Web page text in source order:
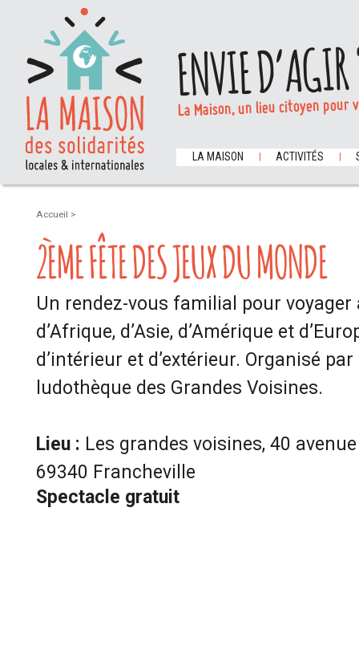
ENVIE
La Maison, un lieu citoyen
LA MAISON ACTIVITÉS
Accueil >
2ÈME FÊTE DES JEUX DU MONDE
Un rendez-vous familial pour voyager
d’Afrique, d’Asie, d’Amérique et
d’intérieur et d’extérieur. Organisé
ludothèque des Grandes Voisines.
Lieu : Les grandes voisines, 40
69340 Francheville
Spectacle gratuit